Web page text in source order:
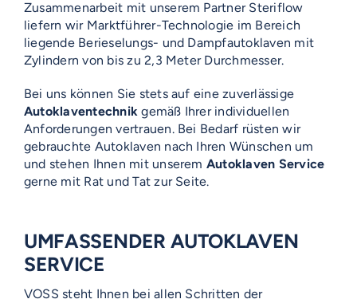
Zusammenarbeit mit unserem Partner Steriflow
liefern wir Marktführer-Technologie im Bereich
liegende Berieselungs- und Dampfautoklaven mit
Zylindern von bis zu 2,3 Meter Durchmesser.
Bei uns können Sie stets auf eine zuverlässige
Autoklaventechnik gemäß Ihrer individuellen
Anforderungen vertrauen. Bei Bedarf rüsten wir
gebrauchte Autoklaven nach Ihren Wünschen um
und stehen Ihnen mit unserem Autoklaven Service
gerne mit Rat und Tat zur Seite.
UMFASSENDER AUTOKLAVEN
SERVICE
VOSS steht Ihnen bei allen Schritten der